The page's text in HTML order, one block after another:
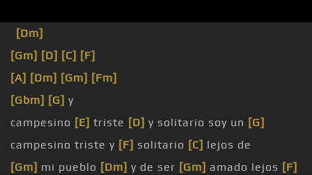
[Dm]
[Gm] [D] [C] [F]
[A] [Dm] [Gm] [Fm]
[Gbm] [G] y
campesino [E] triste [D] y solitario soy un [G]
campesino triste y [F] solitario [C] lejos de
[Gm] mi pueblo [Dm] y de ser [Gm] amado lejos [F]